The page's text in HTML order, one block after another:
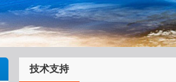
技术支持